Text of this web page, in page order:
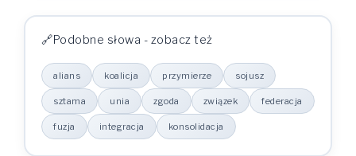
uniy unia
Celownik (komu? czemu?) uniie
Narzędnik (z kim? z czym?) unią uniami
Miejscownik (o kim? o czym?) uniie uniach
unio
Podobne słowa - zobacz też
alians koalicja przymierze sojusz
sztama unia zgoda związek federacja
fuzja integracja konsolidacja